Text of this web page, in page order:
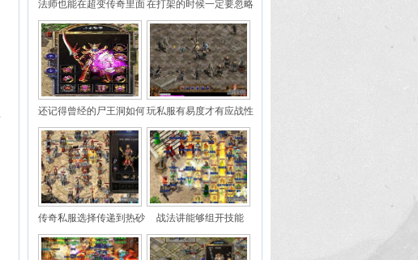
法师也能在超变传奇里面
获取最高攻击力属性
在打架的时候一定要忽略
这些秒杀技能
还记得曾经的尸王洞如何
是非常垃圾的地图
玩私服有易度才有应战性
以及安慰性
传奇私服选择传递到热砂
荒凉的正本
战法讲能够组开技能